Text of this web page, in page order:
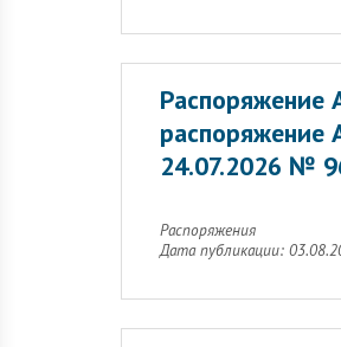
Распоряжение
распоряжение
24.07.2026 №
Распоряжения
Дата публикации: